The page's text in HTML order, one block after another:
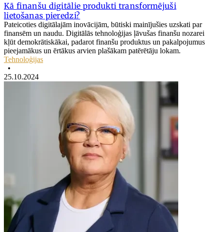
Kā finanšu digitālie produkti transformējuši
lietošanas pieredzi?
Pateicoties digitālajām inovācijām, būtiski mainījušies uzskati par
finansēm un naudu. Digitālās tehnoloģijas ļāvušas finanšu nozarei
kļūt demokrātiskākai, padarot finanšu produktus un pakalpojumus
pieejamākus un ērtākus arvien plašākam patērētāju lokam.
Tehnoloģijas
•
25.10.2024